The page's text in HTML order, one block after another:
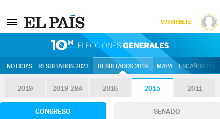
SUSCRÍBETE
NOTICIAS RESULTADOS 2023 RESULTADOS 2019 MAPA ESCAÑOS
2019 2019-28A 2016 2015 2011
CONGRESO SENADO